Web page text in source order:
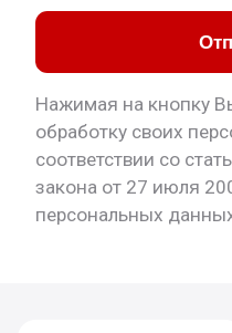
Нажимая на кнопку
обработку своих
соответствии со
закона от 27 июля
персональных